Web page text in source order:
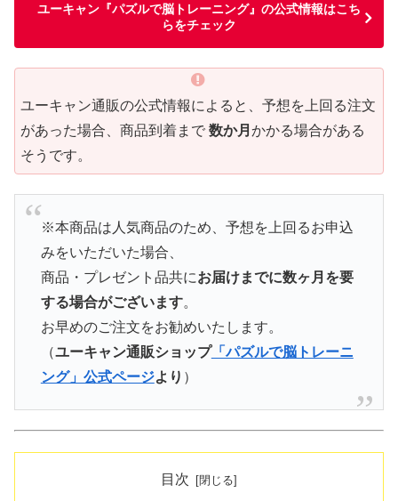
ユーキャン『パズルで脳トレーニング』の公式情報はこち
らをチェック
ユーキャン通販の公式情報によると、予想を上回る注文
があった場合、商品到着まで 数か月 かかる場合がある
そうです。
※本商品は人気商品のため、予想を上回るお申込
みをいただいた場合、
商品・プレゼント品共にお届けまでに数ヶ月を要
する場合がございます。
お早めのご注文をお勧めいたします。
（ユーキャン通販ショップ「パズルで脳トレーニ
ング」公式ページより ）
目次